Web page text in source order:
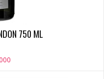
750 ML